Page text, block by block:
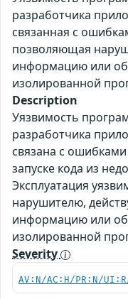
разработчика
связанная с
позволяющая
информацию или
изолированной
Description
Уязвимость
разработчика
связана с
запуске кода из
Эксплуатация
нарушителю,
информацию или
изолированной
Severity
AV:N/AC:H/PR:N/